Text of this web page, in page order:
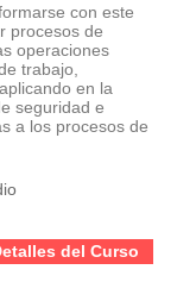
con este
procesos de
operaciones
trabajo,
en la
seguridad e
a los procesos de
del Curso